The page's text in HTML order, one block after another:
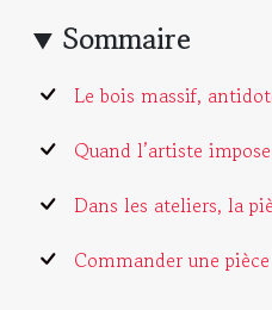
Sommaire
Le bois massif,
Quand l’artiste
Dans les ateliers, la
Commander une